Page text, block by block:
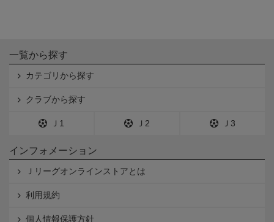
一覧から探す
カテゴリから探す
クラブから探す
Ｊ1 Ｊ2 Ｊ3
インフォメーション
Ｊリーグオンラインストアとは
利用規約
個人情報保護方針